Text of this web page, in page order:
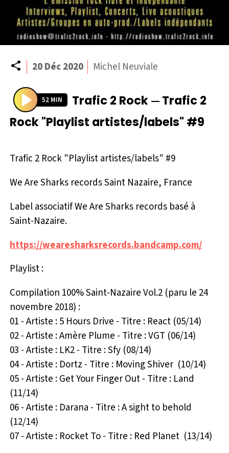
Partager
20 Déc 2020 Michel Neuviale
P
l
y
52 MIN Trafic 2 Rock—Trafic 2
Rock "Playlist artistes/labels" #9
Trafic 2 Rock "Playlist artistes/labels" #9
We Are Sharks records Saint Nazaire, France
Label associatif We Are Sharks records basé à
Saint-Nazaire.
https://wearesharksrecords.bandcamp.com/
Playlist :
Compilation 100% Saint​-​Nazaire Vol​.​2 (paru le 24
novembre 2018) :
01 - Artiste : 5 Hours Drive - Titre : React (05/14)
02 - Artiste : Amère Plume - Titre : VGT (06/14)
03 - Artiste : LK2 - Titre : Sfy (08/14)
04 - Artiste : Dortz - Titre : Moving Shiver (10/14)
05 - Artiste : Get Your Finger Out - Titre : Land
(11/14)
06 - Artiste : Darana - Titre : A sight to behold
(12/14)
07 - Artiste : Rocket To - Titre : Red Planet (13/14)